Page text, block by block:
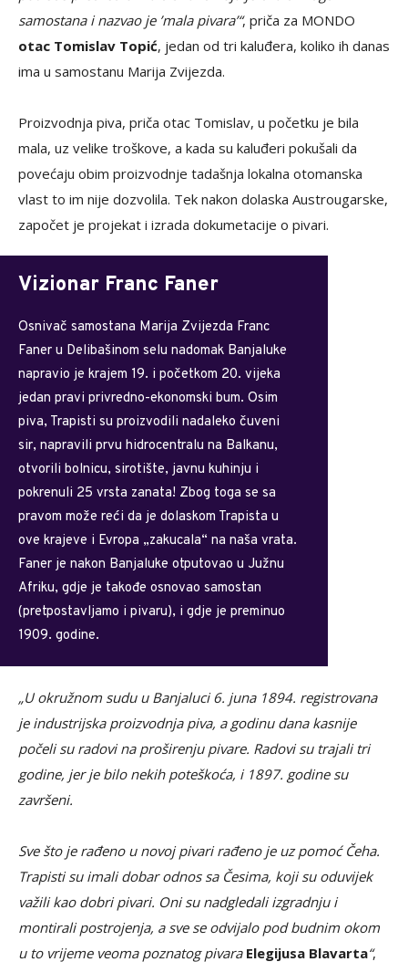
samostana i nazvao je ’mala pivara’“, priča za MONDO
otac Tomislav Topić, jedan od tri kaluđera, koliko ih danas
ima u samostanu Marija Zvijezda.
Proizvodnja piva, priča otac Tomislav, u početku je bila
mala, uz velike troškove, a kada su kaluđeri pokušali da
povećaju obim proizvodnje tadašnja lokalna otomanska
vlast to im nije dozvolila. Tek nakon dolaska Austrougarske,
započet je projekat i izrada dokumetacije o pivari.
Vizionar Franc Faner
Osnivač samostana Marija Zvijezda Franc
Faner u Delibašinom selu nadomak Banjaluke
napravio je krajem 19. i početkom 20. vijeka
jedan pravi privredno-ekonomski bum. Osim
piva, Trapisti su proizvodili nadaleko čuveni
sir, napravili prvu hidrocentralu na Balkanu,
otvorili bolnicu, sirotište, javnu kuhinju i
pokrenuli 25 vrsta zanata! Zbog toga se sa
pravom može reći da je dolaskom Trapista u
ove krajeve i Evropa „zakucala“ na naša vrata.
Faner je nakon Banjaluke otputovao u Južnu
Afriku, gdje je takođe osnovao samostan
(pretpostavljamo i pivaru), i gdje je preminuo
1909. godine.
„U okružnom sudu u Banjaluci 6. juna 1894. registrovana
je industrijska proizvodnja piva, a godinu dana kasnije
počeli su radovi na proširenju pivare. Radovi su trajali tri
godine, jer je bilo nekih poteškoća, i 1897. godine su
završeni.
Sve što je rađeno u novoj pivari rađeno je uz pomoć Čeha.
Trapisti su imali dobar odnos sa Česima, koji su oduvijek
važili kao dobri pivari. Oni su nadgledali izgradnju i
montirali postrojenja, a sve se odvijalo pod budnim okom
u to vrijeme veoma poznatog pivara Elegijusa Blavarta“,